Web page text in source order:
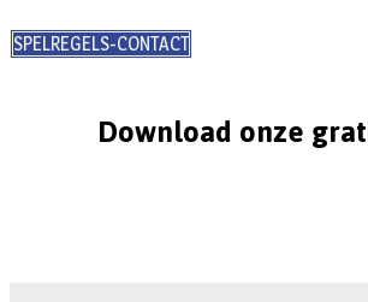
SPELREGELS-CONTACT
Download onze